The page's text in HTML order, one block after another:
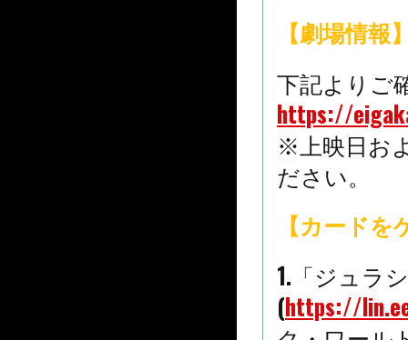
【劇場情報
下記よりご
https://
※上映日お
ださい。
【カード
1.「ジュラ
(https://